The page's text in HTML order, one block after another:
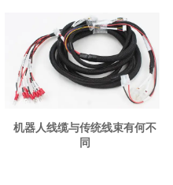
机器人线缆与传统线束有何不
同